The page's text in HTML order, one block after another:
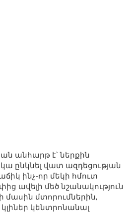
անհարթ է՝ ներքին
կա ընկնել վատ ազդեցության
ինչ-որ մեկի հմուտ
ավելի մեծ նշանակություն
մտորումներին,
կենտրոնանալ